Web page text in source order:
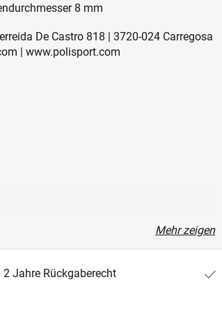
8 mm
De Castro 818 | 3720-024 Carregosa
| www.polisport.com
Mehr zeigen
2 Jahre Rückgaberecht